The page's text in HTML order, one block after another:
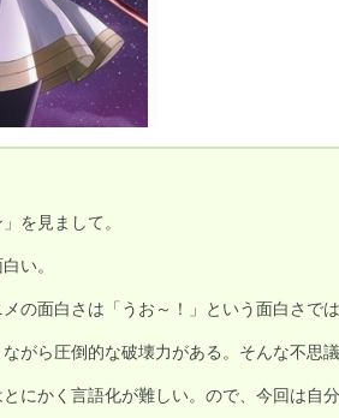
を見まして。
い。
の面白さは「うお～！」という面白さで
がら圧倒的な破壊力がある。そんな不思議
にかく言語化が難しい。ので、今回は